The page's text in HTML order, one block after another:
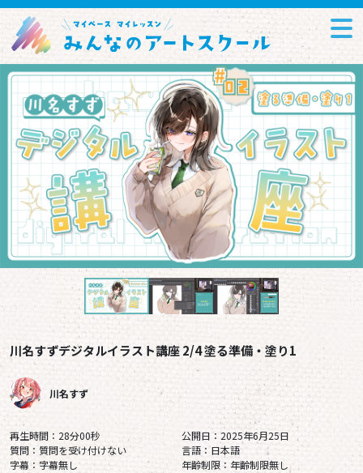
川名すずデジタルイラスト講座 2/4 塗る準備・塗り1
川名すず
再生時間：28分00秒
公開日：2025年6月25日
質問：質問を受け付けない
言語：日本語
字幕：字幕無し
年齢制限：年齢制限無し